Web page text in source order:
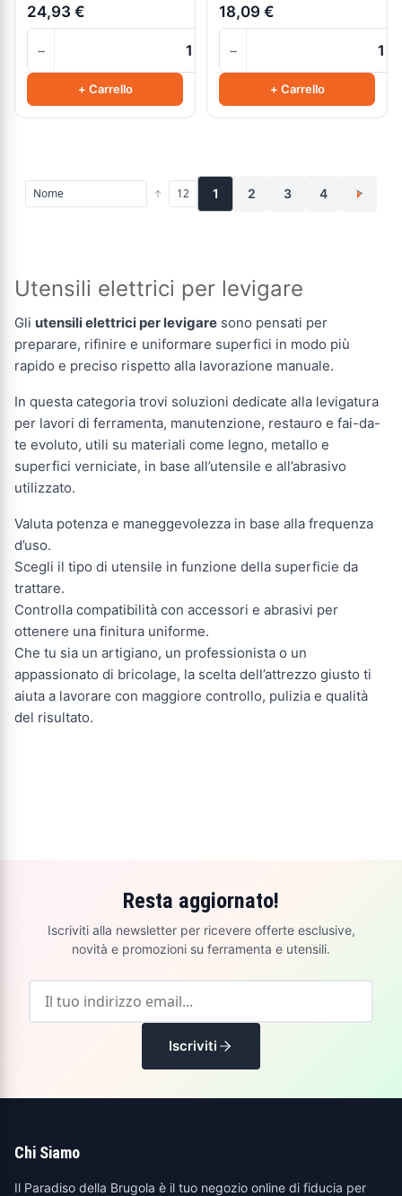
24,93 €
−
+ Carrello
18,09 €
−
+ Carrello
1 2 3 4 >
Utensili elettrici per levigare
Gli utensili elettrici per levigare sono pensati per
preparare, rifinire e uniformare superfici in modo più
rapido e preciso rispetto alla lavorazione manuale.
In questa categoria trovi soluzioni dedicate alla levigatura
per lavori di ferramenta, manutenzione, restauro e fai-da-
te evoluto, utili su materiali come legno, metallo e
superfici verniciate, in base all’utensile e all’abrasivo
utilizzato.
Valuta potenza e maneggevolezza in base alla frequenza
d’uso.
Scegli il tipo di utensile in funzione della superficie da
trattare.
Controlla compatibilità con accessori e abrasivi per
ottenere una finitura uniforme.
Che tu sia un artigiano, un professionista o un
appassionato di bricolage, la scelta dell’attrezzo giusto ti
aiuta a lavorare con maggiore controllo, pulizia e qualità
del risultato.
Resta aggiornato!
Iscriviti alla newsletter per ricevere offerte esclusive,
novità e promozioni su ferramenta e utensili.
Iscriviti
Chi Siamo
Il Paradiso della Brugola è il tuo negozio online di fiducia per